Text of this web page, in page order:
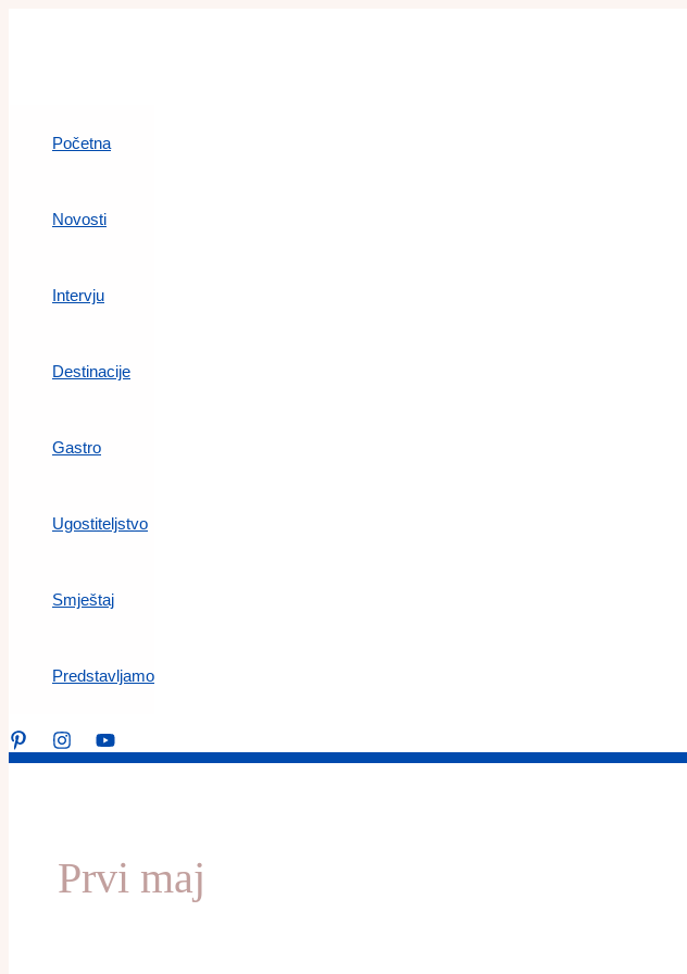
Početna
Novosti
Intervju
Destinacije
Gastro
Ugostiteljstvo
Smještaj
Predstavljamo
Prvi maj